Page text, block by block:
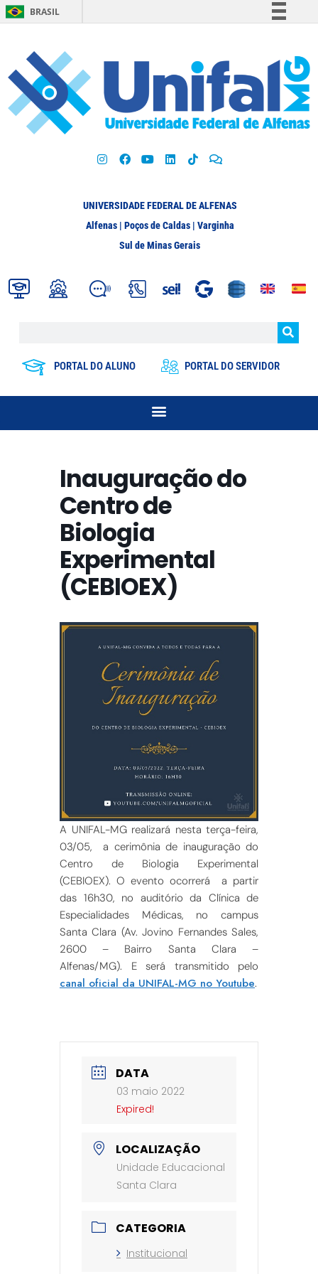
BRASIL
Participe
Acesso à informação
Legislação
UNIVERSIDADE FEDERAL DE ALFENAS
Alfenas | Poços de Caldas | Varginha
Sul de Minas Gerais
PORTAL DO ALUNO PORTAL DO SERVIDOR
Inauguração do
Centro de
Biologia
Experimental
(CEBIOEX)
A UNIFAL-MG realizará nesta terça-feira,
03/05, a cerimônia de inauguração do
Centro de Biologia Experimental
(CEBIOEX). O evento ocorrerá a partir
das 16h30, no auditório da Clínica de
Especialidades Médicas, no campus
Santa Clara (Av. Jovino Fernandes Sales,
2600 – Bairro Santa Clara –
Alfenas/MG). E será transmitido pelo
canal oficial da UNIFAL-MG no Youtube.
DATA
03 maio 2022
Expired!
LOCALIZAÇÃO
Unidade Educacional
Santa Clara
CATEGORIA
Institucional